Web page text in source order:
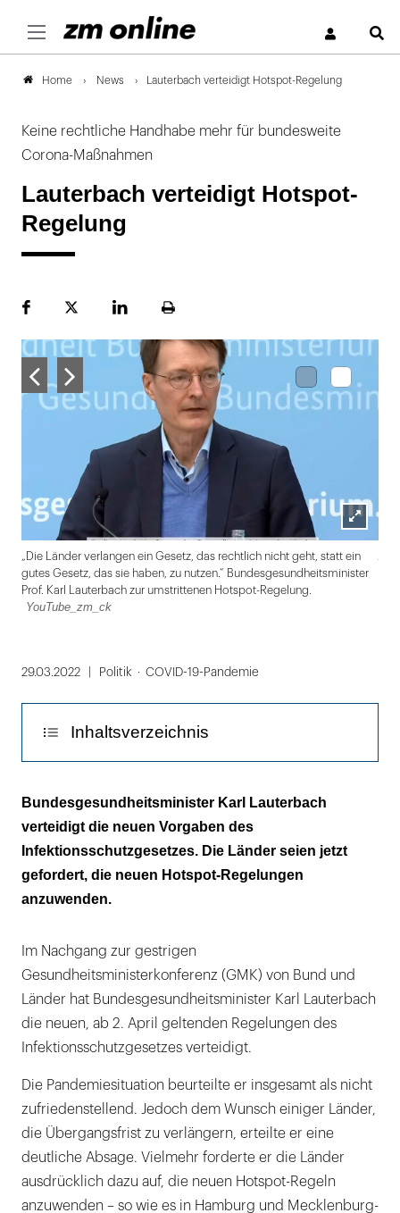
Home News Lauterbach verteidigt Hotspot-Regelung
Keine rechtliche Handhabe mehr für bundesweite
Corona-Maßnahmen
Lauterbach verteidigt Hotspot-
Regelung
FacebookPlattformLinekdInSeite
Lightbox
öffnen
„Die Länder verlangen ein Gesetz, das rechtlich nicht geht, statt ein
gutes Gesetz, das sie haben, zu nutzen.“ Bundesgesundheitsminister
Prof. Karl Lauterbach zur umstrittenen Hotspot-Regelung.
YouTube_zm_ck
1
29.03.2022 Politik COVID-19-Pandemie
Inhaltsverzeichnis
eine "konfliktgeladene" Stimmung
"rechtlich nicht machbar!"
Bundesgesundheitsminister Karl Lauterbach
verteidigt die neuen Vorgaben des
Infektionsschutzgesetzes. Die Länder seien jetzt
gefordert, die neuen Hotspot-Regelungen
anzuwenden.
Im Nachgang zur gestrigen
Gesundheitsministerkonferenz (GMK) von Bund und
Länder hat Bundesgesundheitsminister Karl Lauterbach
die neuen, ab 2. April geltenden Regelungen des
Infektionsschutzgesetzes verteidigt.
Die Pandemiesituation beurteilte er insgesamt als nicht
zufriedenstellend. Jedoch dem Wunsch einiger Länder,
die Übergangsfrist zu verlängern, erteilte er eine
deutliche Absage. Vielmehr forderte er die Länder
ausdrücklich dazu auf, die neuen Hotspot-Regeln
anzuwenden – so wie es in Hamburg und Mecklenburg-